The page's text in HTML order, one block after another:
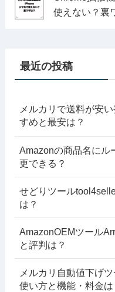
使えない？裏
最近の投稿
メルカリで送料が安
すめと最安は？
Amazonの商品名にル
更できる？
せどりツール
は？
AmazonOEMツール
と評判は？
メルカリ自動値下げ
使い方と機能・料金は